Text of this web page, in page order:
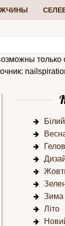
Білий
Зима
Літо